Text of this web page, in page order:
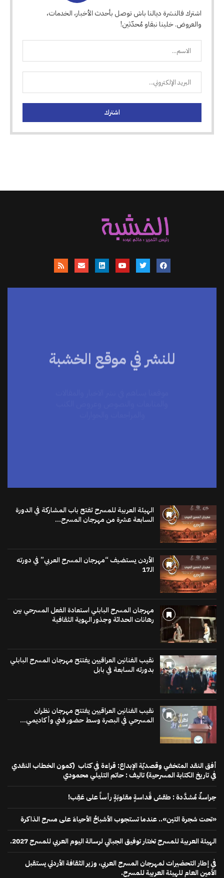
اشترك فالنشرة ديالنا باش توصل بأحدث الأخبار، الخدمات،
والعروض. خلينا نبقاو مُحدّثين!
للنشر في موقع الخشبة
موقعنا يساهم في نشر الاخبار والمقالات
الهيئة العربية للمسرح تفتح باب المشاركة في الدورة
السابعة عشرة من مهرجان المسرح...
الأردن يستضيف “مهرجان المسرح العربي” في دورته
الـ17
مهرجان المسرح البابلي استعادة الفعل المسرحي بين
رهانات الحداثة وجذور الهوية الثقافية
نقيب الفنانين العراقيين يفتتح مهرجان المسرح البابلي
بدورته السابعة في بابل
نقيب الفنانين العراقيين يفتتح مهرجان نظران
المسرحي في البصرة وسط حضور فني وأكاديمي...
أفق النقد المتخفي وقصديّة الإبداع: قراءة في كتاب (كمون الخطاب النقدي
في تاريخ الكتابة المسرحية) تاليف : حاتم التليلي محمودي
حِراسةٌ مُشدَّدة : طقسُ قَداسةٍ مقلوبَةٍ رأساً على عَقِب!
«تحت شجرة التين».. عندما تستجوب الأشباحُ الأحياءَ على مسرح الذاكرة
الهيئة العربية للمسرح تختار توفيق الجبالي لرسالة اليوم العربي للمسرح 2027.
في إطار التحضيرات لمهرجان المسرح العربي، وزير الثقافة الأردني يستقبل
الأمين العام للهيئة العربية للمسرح.